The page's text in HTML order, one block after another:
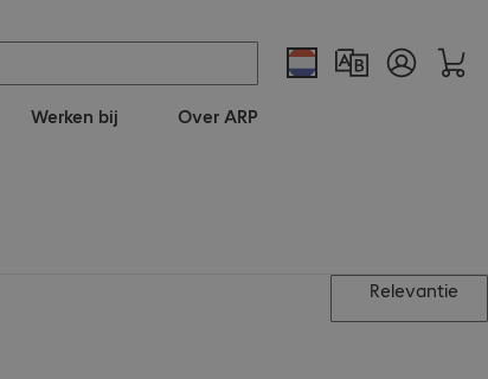
Werken bij Over ARP
Relevantie